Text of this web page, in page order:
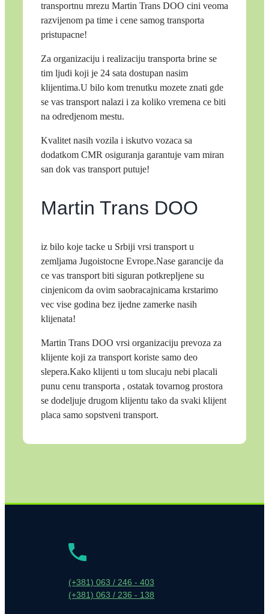
transportnu mrezu Martin Trans DOO cini veoma
razvijenom pa time i cene samog transporta
pristupacne!
Za organizaciju i realizaciju transporta brine se
tim ljudi koji je 24 sata dostupan nasim
klijentima.U bilo kom trenutku mozete znati gde
se vas transport nalazi i za koliko vremena ce biti
na odredjenom mestu.
Kvalitet nasih vozila i iskutvo vozaca sa
dodatkom CMR osiguranja garantuje vam miran
san dok vas transport putuje!
Martin Trans DOO
iz bilo koje tacke u Srbiji vrsi transport u
zemljama Jugoistocne Evrope.Nase garancije da
ce vas transport biti siguran potkrepljene su
cinjenicom da ovim saobracajnicama krstarimo
vec vise godina bez ijedne zamerke nasih
klijenata!
Martin Trans DOO vrsi organizaciju prevoza za
klijente koji za transport koriste samo deo
slepera.Kako klijenti u tom slucaju nebi placali
punu cenu transporta , ostatak tovarnog prostora
se dodeljuje drugom klijentu tako da svaki klijent
placa samo sopstveni transport.
(+381) 063 / 246 - 403
(+381) 063 / 236 - 138